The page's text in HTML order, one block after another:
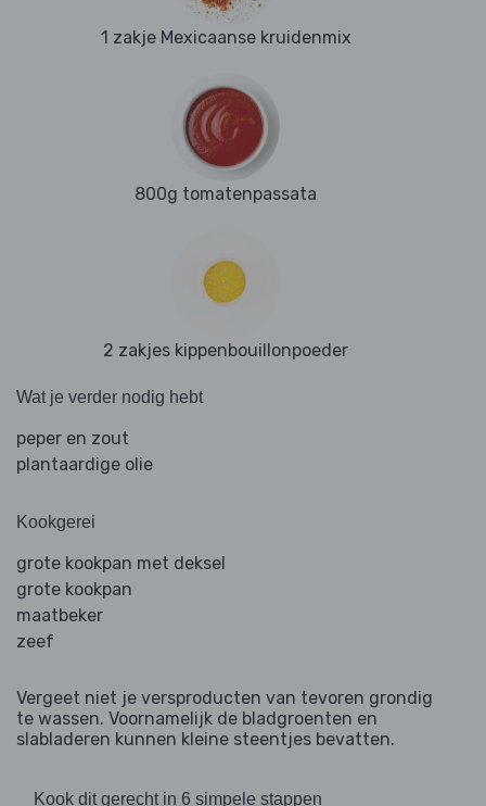
1 zakje Mexicaanse kruidenmix
800g tomatenpassata
2 zakjes kippenbouillonpoeder
Wat je verder nodig hebt
peper en zout
plantaardige olie
Kookgerei
grote kookpan met deksel
grote kookpan
maatbeker
zeef
Vergeet niet je versproducten van tevoren grondig
te wassen. Voornamelijk de bladgroenten en
slabladeren kunnen kleine steentjes bevatten.
Kook dit gerecht in 6 simpele stappen